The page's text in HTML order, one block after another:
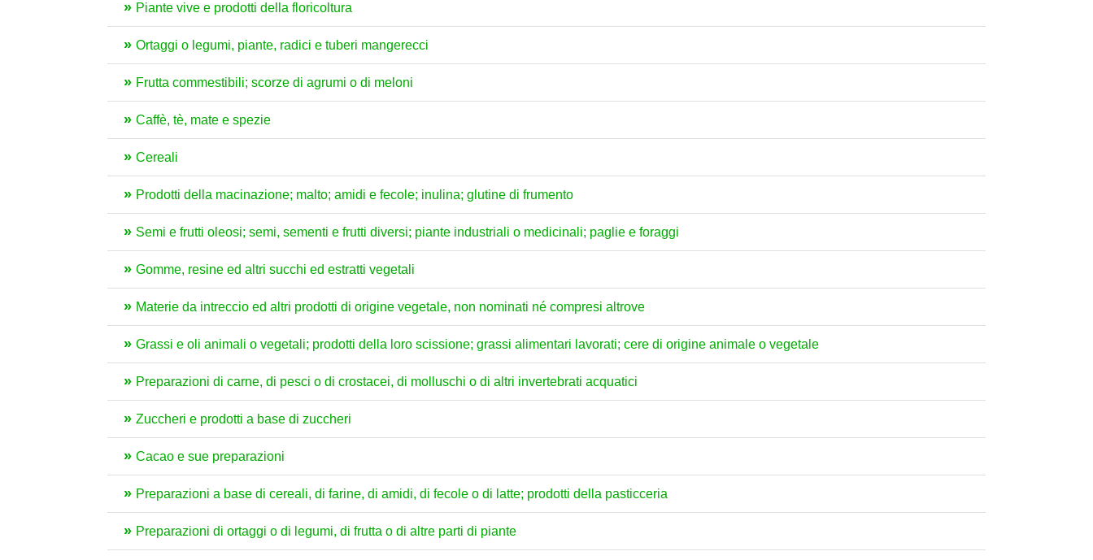
Piante vive e prodotti della floricoltura
Ortaggi o legumi, piante, radici e tuberi mangerecci
Frutta commestibili; scorze di agrumi o di meloni
Caffè, tè, mate e spezie
Cereali
Prodotti della macinazione; malto; amidi e fecole; inulina; glutine di frumento
Semi e frutti oleosi; semi, sementi e frutti diversi; piante industriali o medicinali; paglie e foraggi
Gomme, resine ed altri succhi ed estratti vegetali
Materie da intreccio ed altri prodotti di origine vegetale, non nominati né compresi altrove
Grassi e oli animali o vegetali; prodotti della loro scissione; grassi alimentari lavorati; cere di origine animale o vegetale
Preparazioni di carne, di pesci o di crostacei, di molluschi o di altri invertebrati acquatici
Zuccheri e prodotti a base di zuccheri
Cacao e sue preparazioni
Preparazioni a base di cereali, di farine, di amidi, di fecole o di latte; prodotti della pasticceria
Preparazioni di ortaggi o di legumi, di frutta o di altre parti di piante